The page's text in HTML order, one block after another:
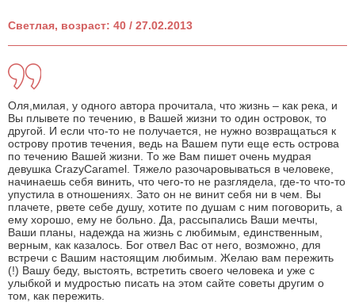
Светлая, возраст: 40 / 27.02.2013
Оля,милая, у одного автора прочитала, что жизнь – как река, и
Вы плывете по течению, в Вашей жизни то один островок, то
другой. И если что-то не получается, не нужно возвращаться к
острову против течения, ведь на Вашем пути еще есть острова
по течению Вашей жизни. То же Вам пишет очень мудрая
девушка CrazyCaramel. Тяжело разочаровываться в человеке,
начинаешь себя винить, что чего-то не разглядела, где-то что-то
упустила в отношениях. Зато он не винит себя ни в чем. Вы
плачете, рвете себе душу, хотите по душам с ним поговорить, а
ему хорошо, ему не больно. Да, рассыпались Ваши мечты,
Ваши планы, надежда на жизнь с любимым, единственным,
верным, как казалось. Бог отвел Вас от него, возможно, для
встречи с Вашим настоящим любимым. Желаю вам пережить
(!) Вашу беду, выстоять, встретить своего человека и уже с
улыбкой и мудростью писать на этом сайте советы другим о
том, как пережить.